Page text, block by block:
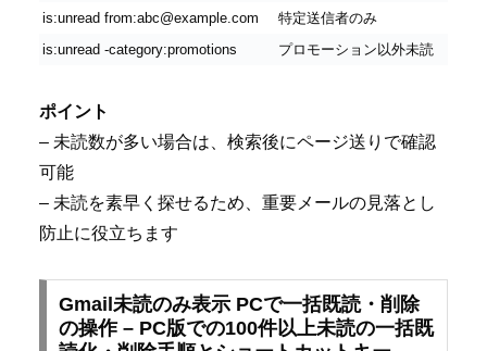
is:unread from:abc@example.com
特定送信者のみ
is:unread -category:promotions
プロモーション以外未読
ポイント
– 未読数が多い場合は、検索後にページ送りで確認
可能
– 未読を素早く探せるため、重要メールの見落とし
防止に役立ちます
Gmail未読のみ表示 PCで一括既読・削除
の操作 – PC版での100件以上未読の一括既